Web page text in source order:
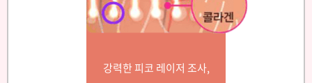
강력한 피코 레이저 조사,